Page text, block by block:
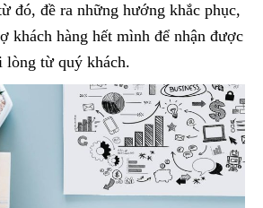
đó, đề ra những hướng khắc phục,
khách hàng hết mình để nhận được
lòng từ quý khách.